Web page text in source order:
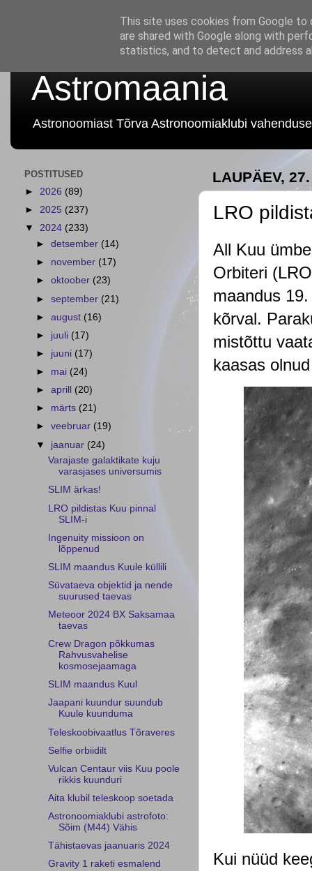
Astromaania
Astronoomiast Tõrva Astronoomiaklubi
LAUPÄEV,
LRO
All Kuu
Orbiteri
maandus
kõrval.
mistõttu
kaasas
Kui nüüd
POSTITUSED
► 2026 (89)
► 2025 (237)
▼ 2024 (233)
►detsember (14)
► november (17)
►oktoober (23)
►september (21)
►august (16)
► juuli (17)
► juuni (17)
► mai (24)
►aprill (20)
► märts (21)
►veebruar (19)
▼ jaanuar (24)
Varajaste galaktikate kuju
varasjases universumis
SLIM ärkas!
LRO pildistas Kuu pinnal
SLIM-i
Ingenuity missioon on
lõppenud
SLIM maandus Kuule küllili
Süvataeva objektid ja nende
suurused taevas
Meteoor 2024 BX Saksamaa
taevas
Crew Dragon põkkumas
Rahvusvahelise
kosmosejaamaga
SLIM maandus Kuul
Jaapani kuundur suundub
Kuule kuunduma
Teleskoobivaatlus Tõraveres
Selfie orbiidilt
Vulcan Centaur viis Kuu poole
rikkis kuunduri
Aita klubil teleskoop soetada
Astronoomiaklubi astrofoto:
Sõim (M44) Vähis
Tähistaevas jaanuaris 2024
Gravity 1 raketi esmalend
This site uses cookies from Google to
are shared with Google along with
statistics, and to detect and address